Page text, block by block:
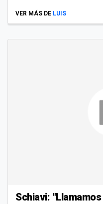
VER MÁS DE LUIS
Schiavi: